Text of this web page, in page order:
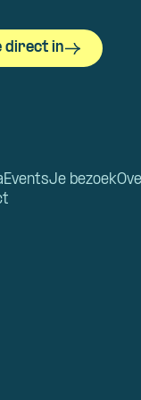
direct in
EventsJe bezoek